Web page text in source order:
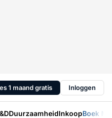
1 maand gratis Inloggen
DuurzaamheidInkoopBoek